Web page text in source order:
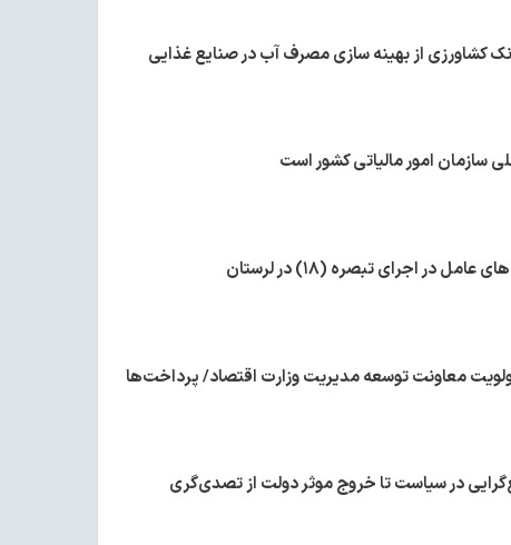
سازمان امور مالیاتی کشور است
در اجرای تبصره (۱۸) در لرستان
معاونت توسعه مدیریت وزارت اقتصاد/ پرداخت‌ها
در سیاست تا خروج موثر دولت از تصدی‌گری